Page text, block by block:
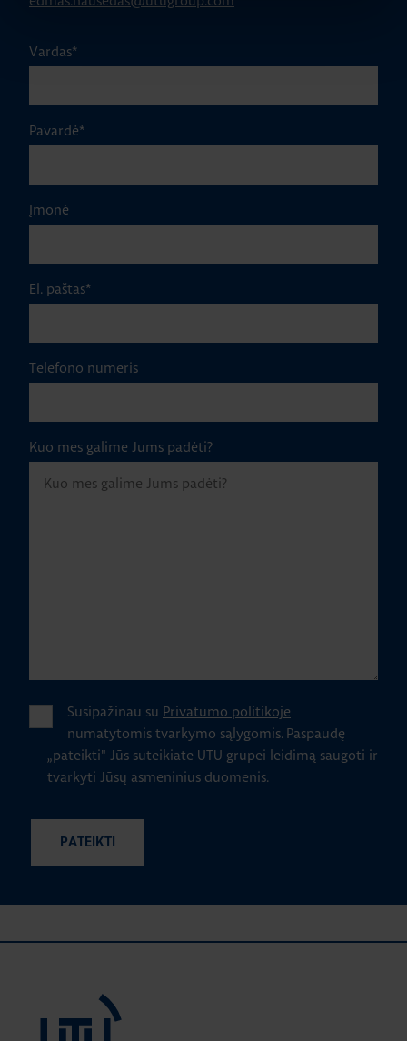
Vardas*
Pavardė*
Įmonė
El. paštas*
Telefono numeris
Kuo mes galime Jums padėti?
Susipažinau su Privatumo politikoje
numatytomis tvarkymo sąlygomis. Paspaudę
„pateikti" Jūs suteikiate UTU grupei leidimą saugoti ir
tvarkyti Jūsų asmeninius duomenis.